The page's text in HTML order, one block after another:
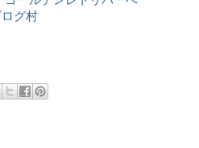
グ村